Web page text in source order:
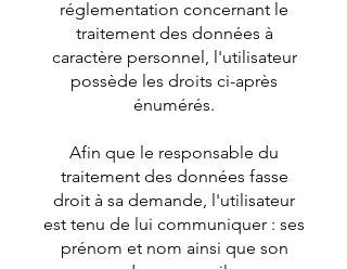
réglementation concernant le
traitement des données à
caractère personnel, l'utilisateur
possède les droits ci-après
énumérés.
Afin que le responsable du
traitement des données fasse
droit à sa demande, l'utilisateur
est tenu de lui communiquer : ses
prénom et nom ainsi que son